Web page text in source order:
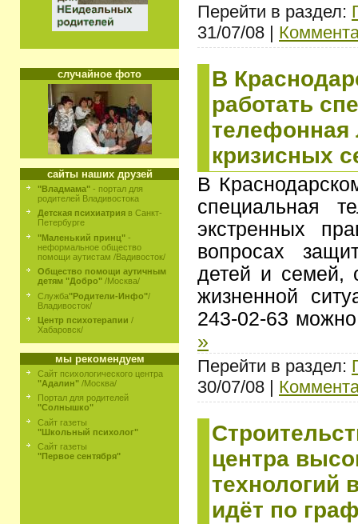
случайное фото
сайты наших друзей
"Владмама" - портал для
родителей Владивостока
Детская психиатрия в Санкт-
Петербурге
"Маленький принц" -
неформальное общество
помощи аутистам /Вадивосток/
Общество помощи аутичным
детям "Добро" /Москва/
Служба"Родители-Инфо"/
Владивосток/
Центр психотерапии /
Хабаровск/
мы рекомендуем
Сайт психологического центра
"Адалин" /Москва/
Портал для родителей
"Солнышко"
Сайт газеты
"Школьный психолог"
Сайт газеты
"Первое сентября"
Перейти в раздел:
31/07/08 |
В
работать
телефонная
кризисных
В
специальная
экстренных
вопросах
детей и семей,
жизненной
243-02-63
»
Перейти в раздел:
30/07/08 |
центра
технологий
идёт по